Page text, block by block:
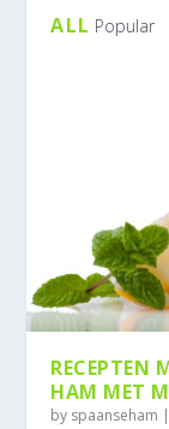
GIDS VOOR
WAT
DE
HAM: DÉ
SNIJD JE
HAM
DE BESTE
WAAR TE
ALL Popular
RECEPTEN
HAM MET
by spaanseham |